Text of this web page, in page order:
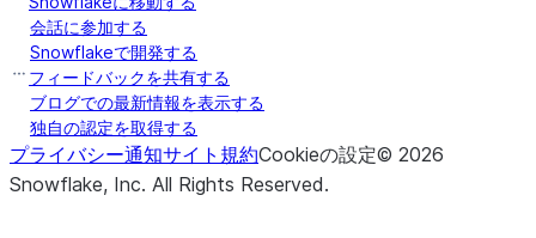
会話に参加する
Snowflakeで開発する
フィードバックを共有する
ブログでの最新情報を表示する
独自の認定を取得する
プライバシー通知サイト規約Cookieの設定© 2026
Snowflake, Inc. All Rights Reserved.